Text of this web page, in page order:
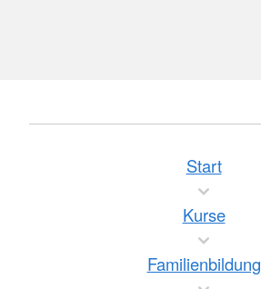
Start
Kurse
Familienbildung